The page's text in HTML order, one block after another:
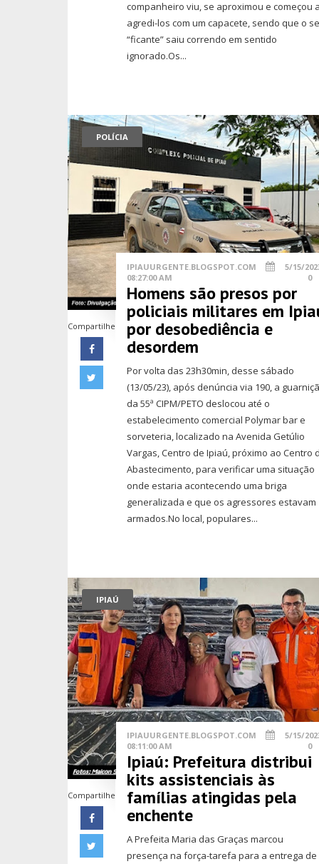
companheiro viu, se aproximou e começou
agredi-los com um capacete, sendo que o
“ficante” saiu correndo em sentido
ignorado.Os...
POLÍCIA
Compartilhe
IPIAUURGENTE.BLOGSPOT.COM
5/15/
08:27:00 AM
0
Homens são presos por
policiais militares em
por desobediência e
desordem
Por volta das 23h30min, desse sábado
(13/05/23), após denúncia via 190, a
da 55ª CIPM/PETO deslocou até o
estabelecimento comercial Polymar bar e
sorveteria, localizado na Avenida Getúlio
Vargas, Centro de Ipiaú, próximo ao Centro
Abastecimento, para verificar uma situação
onde estaria acontecendo uma briga
generalizada e que os agressores estavam
armados.No local, populares...
IPIAÚ
Compartilhe
IPIAUURGENTE.BLOGSPOT.COM
5/15/
08:11:00 AM
0
Ipiaú: Prefeitura distribui
kits assistenciais às
famílias atingidas pela
enchente
A Prefeita Maria das Graças marcou
presença na força-tarefa para a entrega de